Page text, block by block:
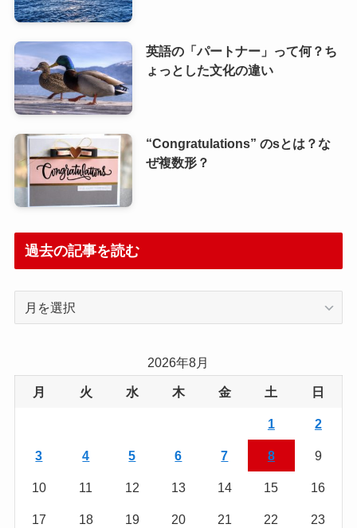
英語の「パートナー」って何？ち
ょっとした文化の違い
“Congratulations” のsとは？な
ぜ複数形？
過去の記事を読む
事
2026年8月
月 火 水 木 金 土 日
1 2
3 4 5 6 7 8 9
10 11 12 13 14 15 16
17 18 19 20 21 22 23